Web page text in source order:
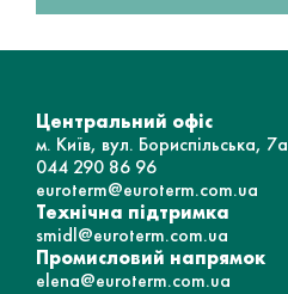
Центральний офіс
м. Київ, вул. Бориспільська, 7а
044 290 86 96
euroterm@euroterm.com.ua
Технічна підтримка
smidl@euroterm.com.ua
Промисловий напрямок
elena@euroterm.com.ua